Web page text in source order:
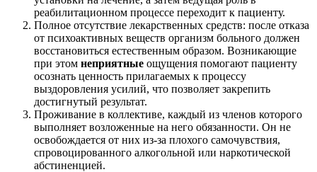
реабилитационном процессе переходит к пациенту.
Полное отсутствие лекарственных средств: после отказа
от психоактивных веществ организм больного должен
восстановиться естественным образом. Возникающие
при этом неприятные ощущения помогают пациенту
осознать ценность прилагаемых к процессу
выздоровления усилий, что позволяет закрепить
достигнутый результат.
Проживание в коллективе, каждый из членов которого
выполняет возложенные на него обязанности. Он не
освобождается от них из-за плохого самочувствия,
спровоцированного алкогольной или наркотической
абстиненцией.